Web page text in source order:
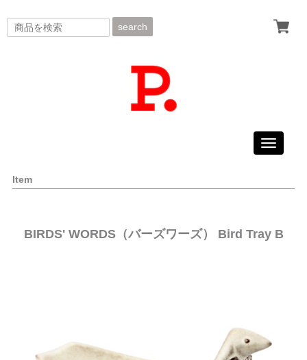
search
Toggle
Item
BIRDS' WORDS（バーズワーズ） Bird Tray B